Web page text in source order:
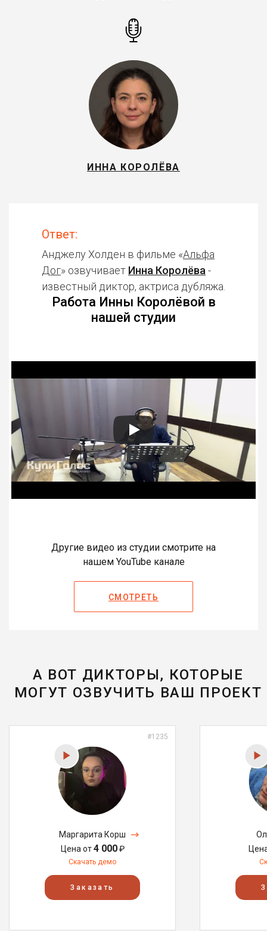
ИННА КОРОЛЁВА
Ответ:
Анджелу Холден в фильме «Альфа
Дог» озвучивает Инна Королёва -
известный диктор, актриса дубляжа.
Работа Инны Королёвой в
нашей студии
Другие видео из студии смотрите на
нашем YouTube канале
СМОТРЕТЬ
А ВОТ ДИКТОРЫ, КОТОРЫЕ
МОГУТ ОЗВУЧИТЬ ВАШ ПРОЕКТ
#1235
Маргарита Корш
Цена от4 000₽
Скачать демо
Заказать